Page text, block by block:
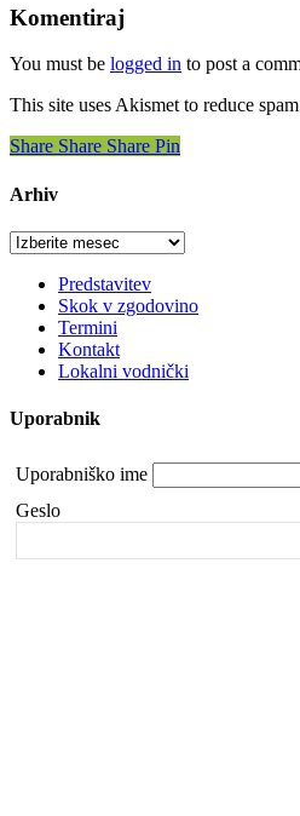
Komentiraj
You must be logged in to post a
This site uses Akismet to reduce
Share
Share Share Share Pin
Arhiv
Arhiv
Predstavitev
Skok v zgodovino
Termini
Kontakt
Lokalni vodnički
Uporabnik
Uporabniško ime
Geslo